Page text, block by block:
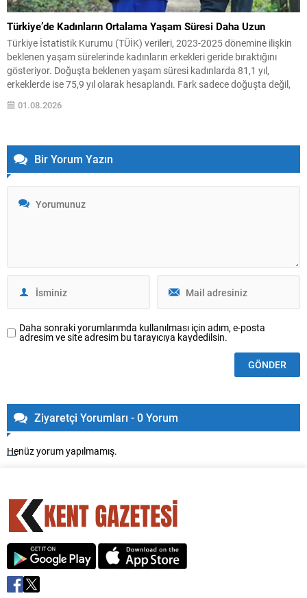
Türkiye’de Kadınların Ortalama Yaşam Süresi Daha Uzun
Türkiye İstatistik Kurumu (TÜİK) verileri, 2023-2025 dönemine ilişkin
beklenen yaşam sürelerinde kadınların erkekleri geride bıraktığını
gösteriyor. Doğuşta beklenen yaşam süresi kadınlarda 81,1 yıl,
erkeklerde ise 75,9 yıl olarak hesaplandı. Fark sadece doğuşta değil,
tüm yaş gruplarında kendini hissettiriyor. Örneğin 15 yaşındaki bir kız
çocuğunun ortalama 67,3 yıl daha yaşaması beklenirken,...
01.08.2026
Bir Yorum Yazın
Daha sonraki yorumlarımda kullanılması için adım, e-posta
adresim ve site adresim bu tarayıcıya kaydedilsin.
Ziyaretçi Yorumları - 0 Yorum
Henüz yorum yapılmamış.